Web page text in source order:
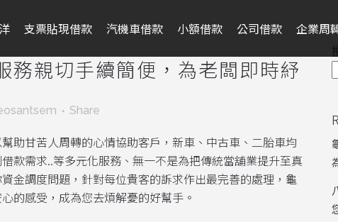
支票貼現借款 汽機車借款 小額借款 公司借款 企業周
務親切手續簡便，為老闆即時紓
Share
助甘苦人周轉的心情協助客戶，新車、中古車、二胎車均
款需求..等多元化服務、無一不是為把傳統當舖業提升至真
金調度問題，針對每位貴客的訴求作出最完善的處理，龜
的感受，成為您去煩解憂的好幫手。